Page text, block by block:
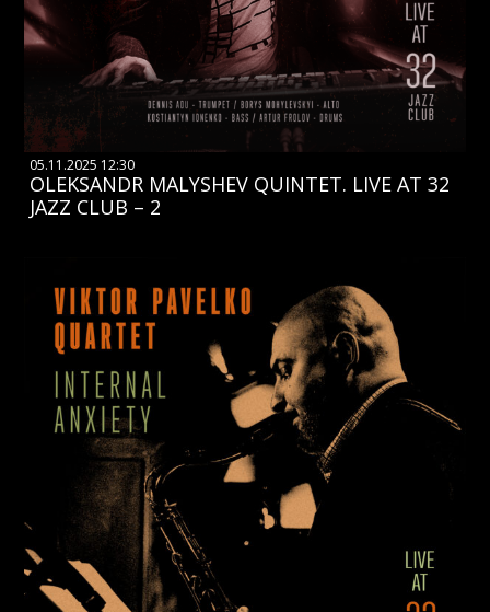
05.11.2025 12:30
OLEKSANDR MALYSHEV QUINTET. LIVE AT 32
JAZZ CLUB – 2